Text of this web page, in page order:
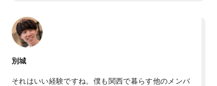
別城
それはいい経験ですね。僕も関西で暮らす他のメンバ